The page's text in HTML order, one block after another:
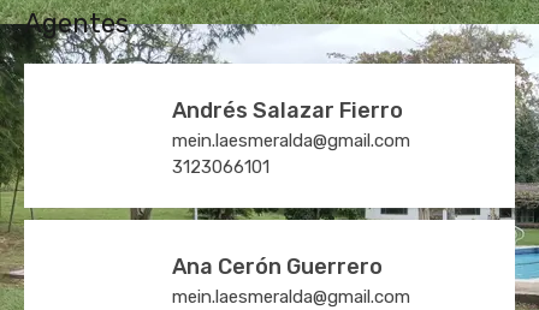
Agentes
Andrés Salazar Fierro
mein.laesmeralda@gmail.com
3123066101
Ana Cerón Guerrero
mein.laesmeralda@gmail.com